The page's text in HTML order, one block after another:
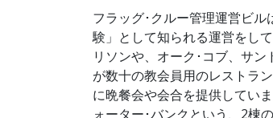
フラッグ･クルー管理運営ビ
験」として知られる運営をし
リソンや、オーク･コブ、サ
が数十の教会員用のレストラ
に晩餐会や会合を提供してい
ォーター･バンクという、2棟